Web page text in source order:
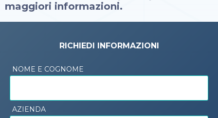
maggiori informazioni.
RICHIEDI INFORMAZIONI
NOME E COGNOME
AZIENDA